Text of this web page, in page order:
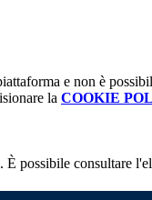
e non è
la COOKIE
possibile consultare